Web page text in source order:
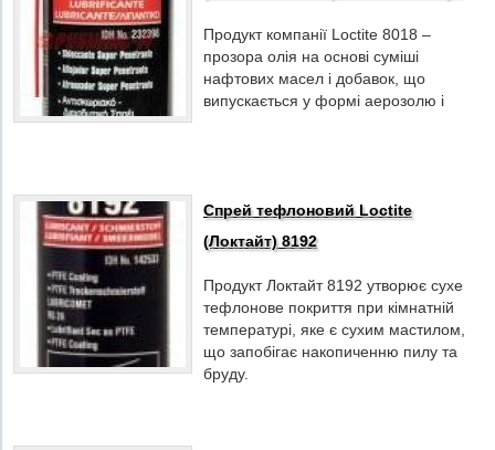
Продукт компанії Loctite 8018 –
прозора олія на основі суміші
нафтових масел і добавок, що
випускається у формі аерозолю і
Спрей тефлоновий Loctite
(Локтайт) 8192
Продукт Локтайт 8192 утворює сухе
тефлонове покриття при кімнатній
температурі, яке є сухим мастилом,
що запобігає накопиченню пилу та
бруду.